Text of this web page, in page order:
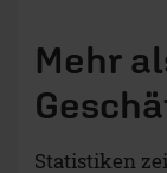
Mehr
Statistiken